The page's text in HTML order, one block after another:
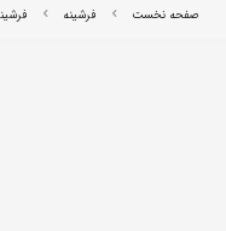
صفحه نخست فرشینه